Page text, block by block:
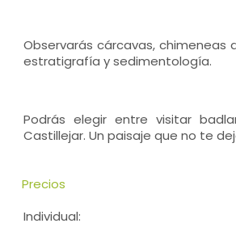
Observarás cárcavas,
estratigrafía y sedimentología.
Podrás elegir entre visitar
Castillejar. Un paisaje que no te
Precios
Individual: